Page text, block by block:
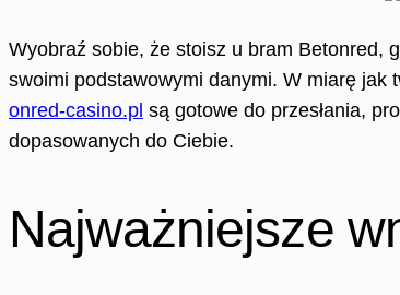
Wyobraź sobie, że stoisz u bram Betonred,
swoimi podstawowymi danymi. W miarę jak
onred-casino.pl są gotowe do przesłania,
dopasowanych do Ciebie.
Najważniejsze